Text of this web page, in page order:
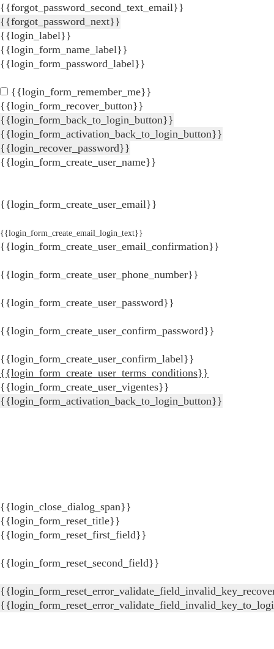
{{forgot_password_second_text_email}}
{{forgot_password_next}}
{{login_label}}
{{login_form_name_label}}
{{login_form_password_label}}
{{login_form_remember_me}}
{{login_form_recover_button}}
{{login_form_back_to_login_button}}
{{login_form_activation_back_to_login_button}}
{{login_recover_password}}
{{login_form_create_user_name}}
{{login_form_create_user_email}}
{{login_form_create_email_login_text}}
{{login_form_create_user_email_confirmation}}
{{login_form_create_user_phone_number}}
{{login_form_create_user_password}}
{{login_form_create_user_confirm_password}}
{{login_form_create_user_confirm_label}}
{{login_form_create_user_terms_conditions}}
{{login_form_create_user_vigentes}}
{{login_form_activation_back_to_login_button}}
{{login_close_dialog_span}}
{{login_form_reset_title}}
{{login_form_reset_first_field}}
{{login_form_reset_second_field}}